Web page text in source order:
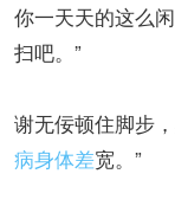
你一天天的这么
扫吧。”
谢无佞顿住脚步
病身体差宽。”